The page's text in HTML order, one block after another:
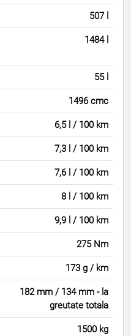
507 l
1484 l
55 l
1496 cmc
6,5 l / 100 km
7,3 l / 100 km
7,6 l / 100 km
8 l / 100 km
9,9 l / 100 km
275 Nm
173 g / km
182 mm / 134 mm - la
greutate totala
1500 kg